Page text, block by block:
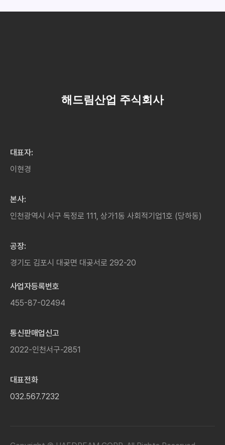
해드림산업 주식회사
대표자:
이현경
본사:
인천광역시 서구 독정로 111, 상가1동 사회적기업1호 (당하동)
공장:
경기도 김포시 대곶면 대곶서로 292-20
사업자등록번호
455-87-02494
통신판매업신고
2022-인천서구-2851
대표전화
032.567.7232